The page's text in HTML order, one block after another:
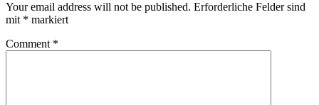
Your email address will not be published. Erforderliche Felder sind
mit * markiert
Comment *